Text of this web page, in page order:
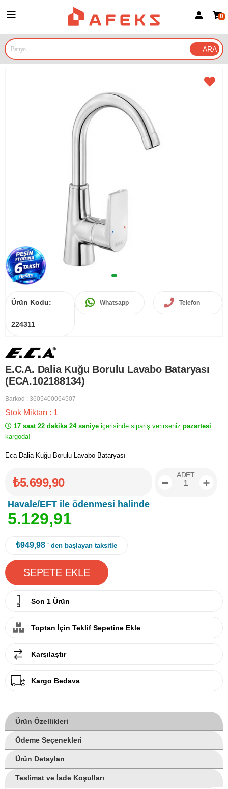
Google İle Bağlan
0
Ürün Kodu:
224311
Whatsapp Telefon
E.C.A. Dalia Kuğu Borulu Lavabo Bataryası
(ECA.102188134)
Barkod : 3605400064507
Stok Miktarı : 1
17 saat 22 dakika 24 saniye içerisinde sipariş verirseniz pazartesi
kargoda!
Eca Dalia Kuğu Borulu Lavabo Bataryası
₺5.699,90
Havale/EFT ile ödenmesi halinde
5.129,91
ADET
₺949,98 ' den başlayan taksitle
Son 1 Ürün
Toptan İçin Teklif Sepetine Ekle
Karşılaştır
Kargo Bedava
Ürün Özellikleri
Ödeme Seçenekleri
Ürün Detayları
Teslimat ve İade Koşulları